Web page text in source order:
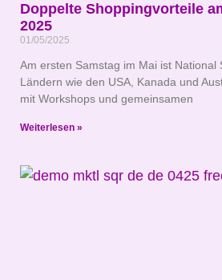
Doppelte Shoppingvorteile
2025
01/05/2025
Am ersten Samstag im Mai ist National
Ländern wie den USA, Kanada und
mit Workshops und gemeinsamen
Weiterlesen »